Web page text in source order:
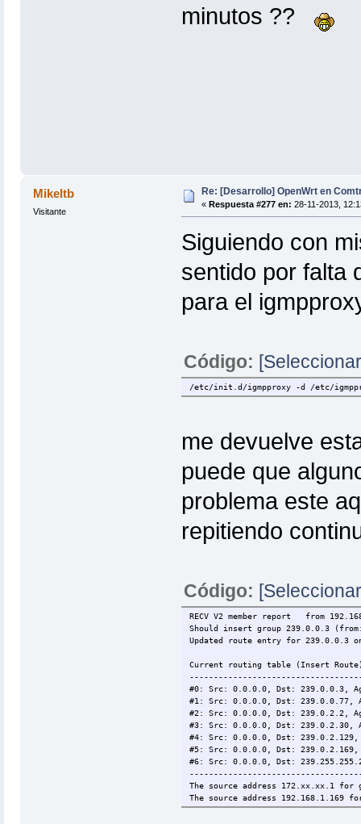
minutos ??
Mikeltb
Visitante
Re: [Desarrollo] OpenWrt en
« Respuesta #277 en: 28-11-2013,
Siguiendo con
sentido por falta
para el
Código:
/etc/init.d/igmpproxy -d /etc/
me devuelve
puede que
problema este
repitiendo
Código:
RECV V2 member report from
Should insert group 239.0.0.3
Updated route entry for 239.0.0.3
Current routing table (Insert
#0: Src: 0.0.0.0, Dst: 239.0.0.3,
#1: Src: 0.0.0.0, Dst: 239.0.0.77,
#2: Src: 0.0.0.0, Dst: 239.0.2.2,
#3: Src: 0.0.0.0, Dst: 239.0.2.30,
#4: Src: 0.0.0.0, Dst: 239.0.2.129,
#5: Src: 0.0.0.0, Dst: 239.0.2.169,
#6: Src: 0.0.0.0, Dst:
The source address 172.xx.xx.1
The source address 192.168.1.169
The source address 172.xx.xx.58